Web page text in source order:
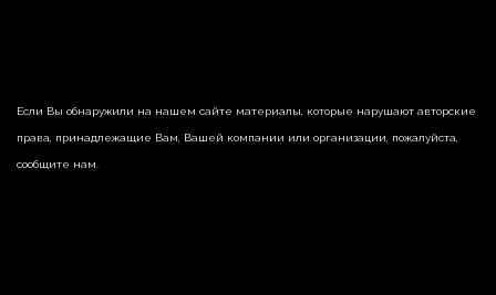
Если Вы обнаружили на нашем сайте материалы, которые нарушают авторские
права, принадлежащие Вам, Вашей компании или организации, пожалуйста,
сообщите нам.